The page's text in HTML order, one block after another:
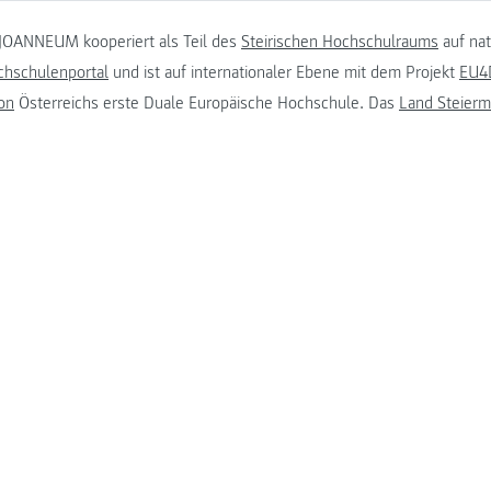
kooperiert als Teil des Steirischen Hochschulraums auf
und ist auf internationaler Ebene mit dem Projekt
Österreichs erste Duale Europäische Hochschule. Das Land